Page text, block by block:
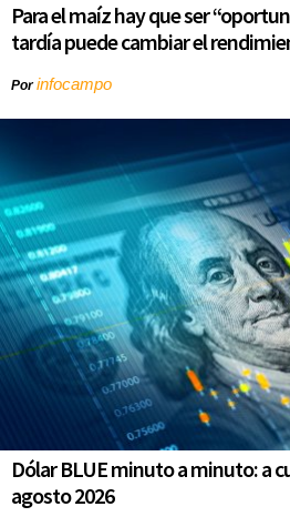
Para el maíz hay que ser
tardía puede cambiar el
Porinfocampo
Dólar BLUE minuto a minuto: a
agosto 2026